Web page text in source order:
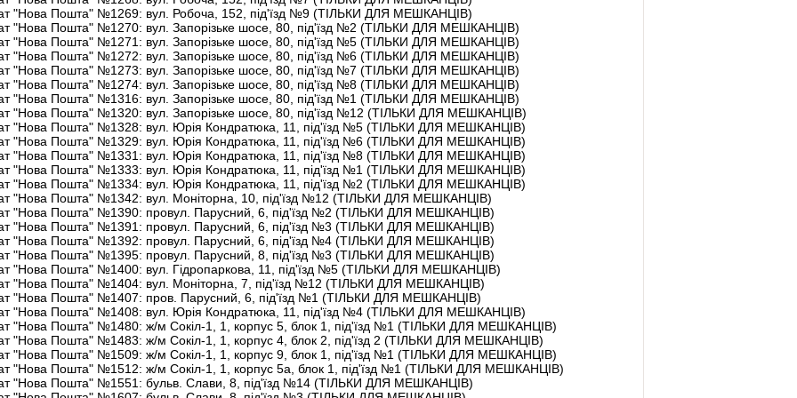
"Нова Пошта" №1269: вул. Робоча, 152, під'їзд №9 (ТІЛЬКИ ДЛЯ МЕШКАНЦІВ)
"Нова Пошта" №1270: вул. Запорізьке шосе, 80, під'їзд №2 (ТІЛЬКИ ДЛЯ МЕШКАНЦІВ)
"Нова Пошта" №1271: вул. Запорізьке шосе, 80, під'їзд №5 (ТІЛЬКИ ДЛЯ МЕШКАНЦІВ)
"Нова Пошта" №1272: вул. Запорізьке шосе, 80, під'їзд №6 (ТІЛЬКИ ДЛЯ МЕШКАНЦІВ)
"Нова Пошта" №1273: вул. Запорізьке шосе, 80, під'їзд №7 (ТІЛЬКИ ДЛЯ МЕШКАНЦІВ)
"Нова Пошта" №1274: вул. Запорізьке шосе, 80, під'їзд №8 (ТІЛЬКИ ДЛЯ МЕШКАНЦІВ)
"Нова Пошта" №1316: вул. Запорізьке шосе, 80, під'їзд №1 (ТІЛЬКИ ДЛЯ МЕШКАНЦІВ)
"Нова Пошта" №1320: вул. Запорізьке шосе, 80, під'їзд №12 (ТІЛЬКИ ДЛЯ МЕШКАНЦІВ)
"Нова Пошта" №1328: вул. Юрія Кондратюка, 11, під'їзд №5 (ТІЛЬКИ ДЛЯ МЕШКАНЦІВ)
"Нова Пошта" №1329: вул. Юрія Кондратюка, 11, під'їзд №6 (ТІЛЬКИ ДЛЯ МЕШКАНЦІВ)
"Нова Пошта" №1331: вул. Юрія Кондратюка, 11, під'їзд №8 (ТІЛЬКИ ДЛЯ МЕШКАНЦІВ)
"Нова Пошта" №1333: вул. Юрія Кондратюка, 11, під'їзд №1 (ТІЛЬКИ ДЛЯ МЕШКАНЦІВ)
"Нова Пошта" №1334: вул. Юрія Кондратюка, 11, під'їзд №2 (ТІЛЬКИ ДЛЯ МЕШКАНЦІВ)
"Нова Пошта" №1342: вул. Моніторна, 10, під'їзд №12 (ТІЛЬКИ ДЛЯ МЕШКАНЦІВ)
"Нова Пошта" №1390: провул. Парусний, 6, під'їзд №2 (ТІЛЬКИ ДЛЯ МЕШКАНЦІВ)
"Нова Пошта" №1391: провул. Парусний, 6, під'їзд №3 (ТІЛЬКИ ДЛЯ МЕШКАНЦІВ)
"Нова Пошта" №1392: провул. Парусний, 6, під'їзд №4 (ТІЛЬКИ ДЛЯ МЕШКАНЦІВ)
"Нова Пошта" №1395: провул. Парусний, 8, під'їзд №3 (ТІЛЬКИ ДЛЯ МЕШКАНЦІВ)
"Нова Пошта" №1400: вул. Гідропаркова, 11, під'їзд №5 (ТІЛЬКИ ДЛЯ МЕШКАНЦІВ)
"Нова Пошта" №1404: вул. Моніторна, 7, під'їзд №12 (ТІЛЬКИ ДЛЯ МЕШКАНЦІВ)
"Нова Пошта" №1407: пров. Парусний, 6, під'їзд №1 (ТІЛЬКИ ДЛЯ МЕШКАНЦІВ)
"Нова Пошта" №1408: вул. Юрія Кондратюка, 11, під'їзд №4 (ТІЛЬКИ ДЛЯ МЕШКАНЦІВ)
"Нова Пошта" №1480: ж/м Сокіл-1, 1, корпус 5, блок 1, під'їзд №1 (ТІЛЬКИ ДЛЯ МЕШКАНЦІВ)
"Нова Пошта" №1483: ж/м Сокіл-1, 1, корпус 4, блок 2, під'їзд 2 (ТІЛЬКИ ДЛЯ МЕШКАНЦІВ)
"Нова Пошта" №1509: ж/м Сокіл-1, 1, корпус 9, блок 1, під'їзд №1 (ТІЛЬКИ ДЛЯ МЕШКАНЦІВ)
"Нова Пошта" №1512: ж/м Сокіл-1, 1, корпус 5а, блок 1, під'їзд №1 (ТІЛЬКИ ДЛЯ МЕШКАНЦІВ)
"Нова Пошта" №1551: бульв. Слави, 8, під'їзд №14 (ТІЛЬКИ ДЛЯ МЕШКАНЦІВ)